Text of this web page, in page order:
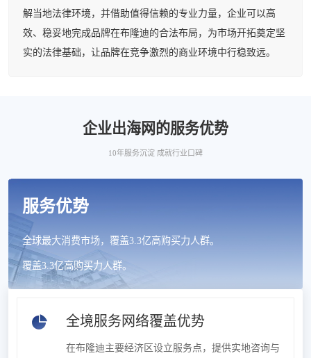
解当地法律环境，并借助值得信赖的专业力量，企业可以高
效、稳妥地完成品牌在布隆迪的合法布局，为市场开拓奠定坚
实的法律基础，让品牌在竞争激烈的商业环境中行稳致远。
企业出海网的服务优势
10年服务沉淀 成就行业口碑
服务优势
全球最大消费市场，覆盖3.3亿高购买力人群。
覆盖3.3亿高购买力人群。
全境服务网络覆盖优势
在布隆迪主要经济区设立服务点，提供实地咨询与